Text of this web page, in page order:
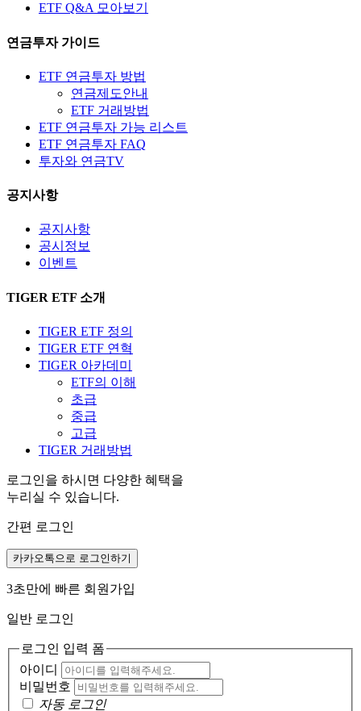
ETF Q&A 모아보기
연금투자 가이드
ETF 연금투자 방법
연금제도안내
ETF 거래방법
ETF 연금투자 가능 리스트
ETF 연금투자 FAQ
투자와 연금TV
공지사항
공지사항
공시정보
이벤트
TIGER ETF 소개
TIGER ETF 정의
TIGER ETF 연혁
TIGER 아카데미
ETF의 이해
초급
중급
고급
TIGER 거래방법
로그인을 하시면 다양한 혜택을
누리실 수 있습니다.
간편 로그인
카카오톡으로 로그인하기
3초만에 빠른 회원가입
일반 로그인
로그인 입력 폼
아이디
비밀번호
자동 로그인